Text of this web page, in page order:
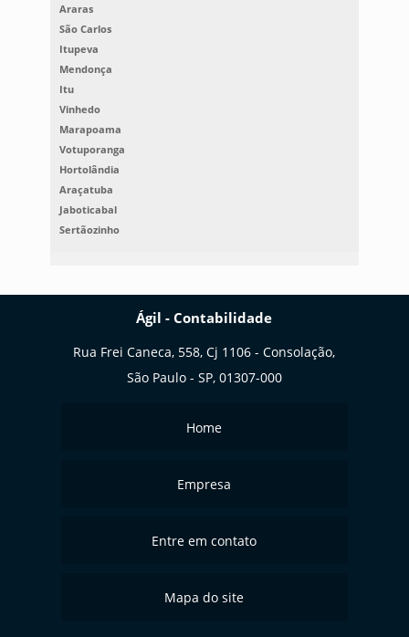
Araras
São Carlos
Itupeva
Mendonça
Itu
Vinhedo
Marapoama
Votuporanga
Hortolândia
Araçatuba
Jaboticabal
Sertãozinho
Ágil - Contabilidade
Rua Frei Caneca, 558, Cj 1106 - Consolação,
São Paulo - SP, 01307-000
Home
Empresa
Entre em contato
Mapa do site